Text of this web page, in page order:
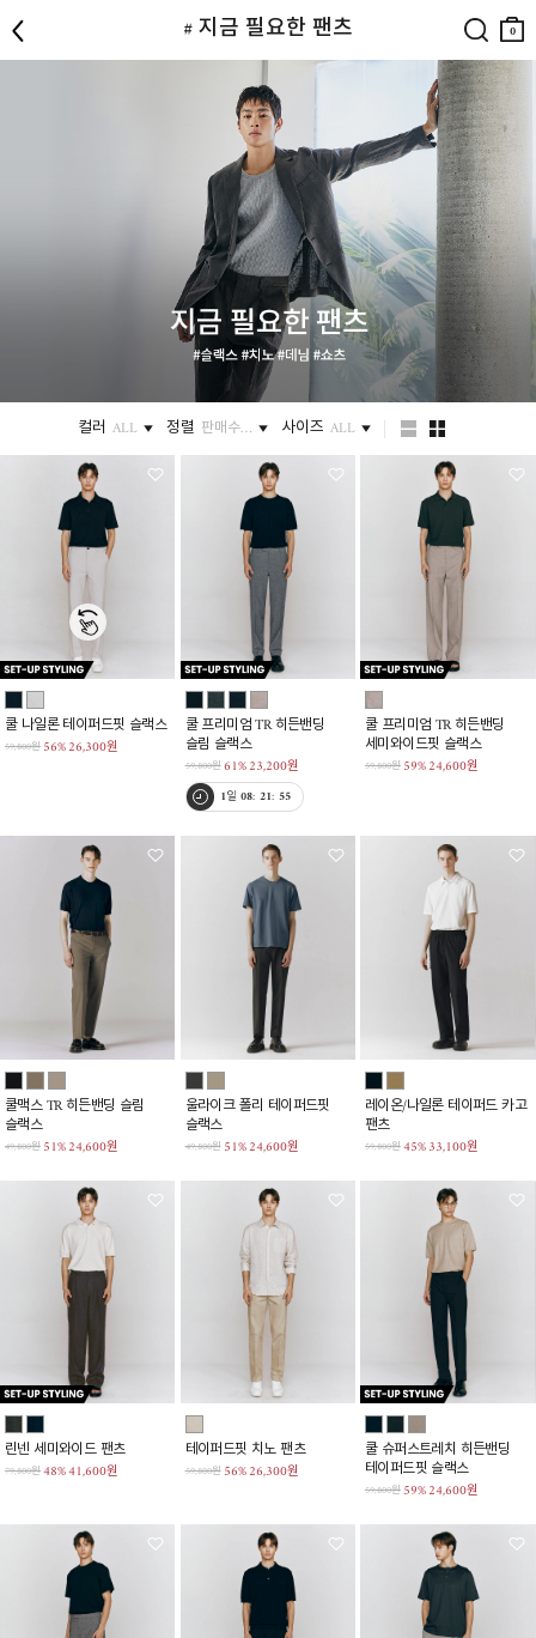
# 지금 필요한 팬츠 구니
0
컬러 ALL 정렬 판매수… 사이즈 ALL
쿨 나일론 테이퍼드핏 슬랙스
59,800원 56%26,300원
쿨 프리미엄 TR 히든밴딩
슬림 슬랙스
59,800원61%23,200원
1일 08: 21: 54
쿨 프리미엄 TR 히든밴딩
세미와이드핏 슬랙스
59,800원 59%24,600원
쿨맥스 TR 히든밴딩 슬림
슬랙스
49,800원 51%24,600원
울라이크 폴리 테이퍼드핏
슬랙스
49,800원 51%24,600원
레이온/나일론 테이퍼드 카고
팬츠
59,800원45%33,100원
린넨 세미와이드 팬츠
79,800원48%41,600원
테이퍼드핏 치노 팬츠
59,800원 56%26,300원
쿨 슈퍼스트레치 히든밴딩
테이퍼드핏 슬랙스
59,800원 59%24,600원